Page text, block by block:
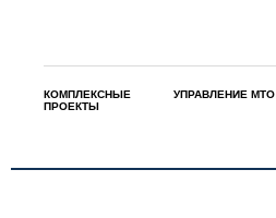
КОМПЛЕКСНЫЕ
ПРОЕКТЫ
УПРАВЛЕНИЕ МТО